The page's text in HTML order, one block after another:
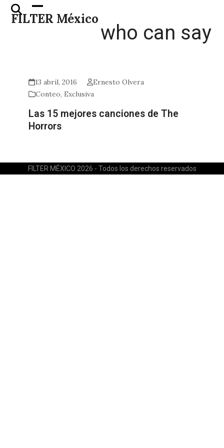
Skip
FILTER México
Open
mobile
Close
mobile
who can say
13 abril, 2016
Ernesto Olvera
Conteo,Exclusiva
Las 15 mejores canciones de The
Horrors
FILTER MÉXICO 2026 - Todos los derechos reservados